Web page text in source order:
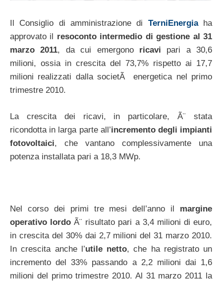
Il Consiglio di amministrazione di TerniEnergiaha
approvato il resoconto intermedio di gestione al 31
marzo 2011, da cui emergono ricavi pari a 30,6
milioni, ossia in crescita del 73,7% rispetto ai 17,7
milioni realizzati dalla societÃ energetica nel primo
trimestre 2010.
La crescita dei ricavi, in particolare, Ã¨ stata
ricondotta in larga parte all’incremento degli impianti
fotovoltaici, che vantano complessivamente una
potenza installata pari a 18,3 MWp.
Nel corso dei primi tre mesi dell’anno il margine
operativo lordo Ã¨ risultato pari a 3,4 milioni di euro,
in crescita del 30% dai 2,7 milioni del 31 marzo 2010.
In crescita anche l’utile netto, che ha registrato un
incremento del 33% passando a 2,2 milioni dai 1,6
milioni del primo trimestre 2010. Al 31 marzo 2011 la